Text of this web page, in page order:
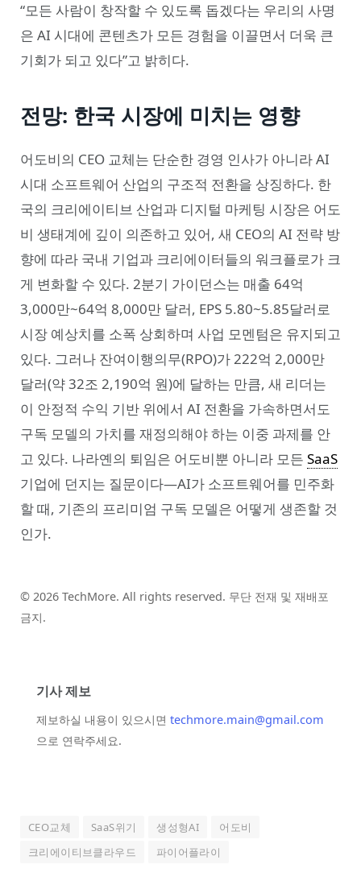
“모든 사람이 창작할 수 있도록 돕겠다는 우리의 사명
은 AI 시대에 콘텐츠가 모든 경험을 이끌면서 더욱 큰
기회가 되고 있다”고 밝히다.
전망: 한국 시장에 미치는 영향
어도비의 CEO 교체는 단순한 경영 인사가 아니라 AI
시대 소프트웨어 산업의 구조적 전환을 상징하다. 한
국의 크리에이티브 산업과 디지털 마케팅 시장은 어도
비 생태계에 깊이 의존하고 있어, 새 CEO의 AI 전략 방
향에 따라 국내 기업과 크리에이터들의 워크플로가 크
게 변화할 수 있다. 2분기 가이던스는 매출 64억
3,000만~64억 8,000만 달러, EPS 5.80~5.85달러로
시장 예상치를 소폭 상회하며 사업 모멘텀은 유지되고
있다. 그러나 잔여이행의무(RPO)가 222억 2,000만
달러(약 32조 2,190억 원)에 달하는 만큼, 새 리더는
이 안정적 수익 기반 위에서 AI 전환을 가속하면서도
구독 모델의 가치를 재정의해야 하는 이중 과제를 안
고 있다. 나라옌의 퇴임은 어도비뿐 아니라 모든 SaaS
기업에 던지는 질문이다—AI가 소프트웨어를 민주화
할 때, 기존의 프리미엄 구독 모델은 어떻게 생존할 것
인가.
© 2026 TechMore. All rights reserved. 무단 전재 및 재배포
금지.
기사 제보
제보하실 내용이 있으시면 techmore.main@gmail.com
으로 연락주세요.
CEO교체 SaaS위기 생성형AI
어도비
크리에이티브클라우드
파이어플라이